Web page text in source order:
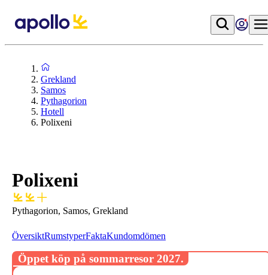
Grekland
Samos
Pythagorion
Hotell
Polixeni
Polixeni
Pythagorion, Samos, Grekland
ÖversiktRumstyperFaktaKundomdömen
Öppet köp på sommarresor 2027.